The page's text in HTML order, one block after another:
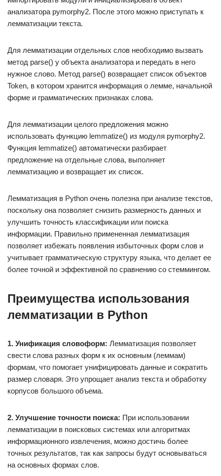
анализатора pymorphy2. После этого можно приступать к
лемматизации текста.
Для лемматизации отдельных слов необходимо вызвать
метод parse() у объекта анализатора и передать в него
нужное слово. Метод parse() возвращает список объектов
Token, в котором хранится информация о лемме, начальной
форме и грамматических признаках слова.
Для лемматизации целого предложения можно
использовать функцию lemmatize() из модуля pymorphy2.
Функция lemmatize() автоматически разбирает
предложение на отдельные слова, выполняет
лемматизацию и возвращает их список.
Лемматизация в Python очень полезна при анализе текстов,
поскольку она позволяет снизить размерность данных и
улучшить точность классификации или поиска
информации. Правильно примененная лемматизация
позволяет избежать появления избыточных форм слов и
учитывает грамматическую структуру языка, что делает ее
более точной и эффективной по сравнению со стеммингом.
Преимущества использования
лемматизации в Python
1. Унификация словоформ: Лемматизация позволяет
свести слова разных форм к их основным (леммам)
формам, что помогает унифицировать данные и сократить
размер словаря. Это упрощает анализ текста и обработку
корпусов большого объема.
2. Улучшение точности поиска: При использовании
лемматизации в поисковых системах или алгоритмах
информационного извлечения, можно достичь более
точных результатов, так как запросы будут основываться
на основных формах слов.